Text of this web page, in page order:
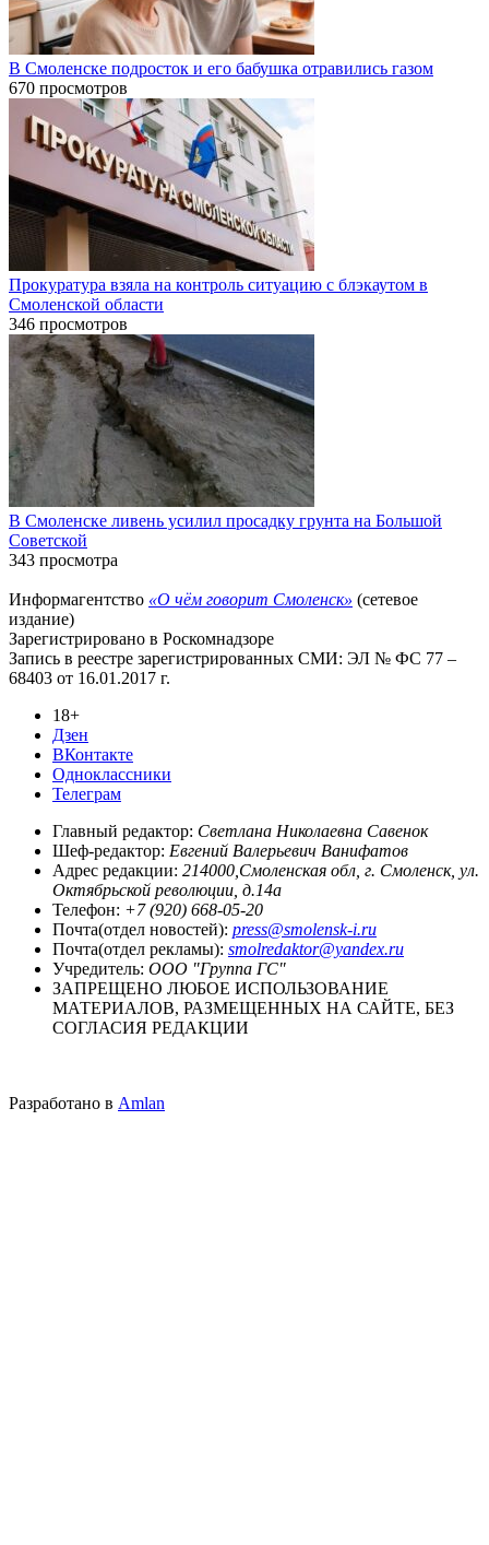
В Смоленске подросток и его бабушка отравились газом
670 просмотров
Прокуратура взяла на контроль ситуацию с блэкаутом в
Смоленской области
346 просмотров
В Смоленске ливень усилил просадку грунта на Большой
Советской
343 просмотра
Информагентство «О чём говорит Смоленск» (сетевое
издание)
Зарегистрировано в Роскомнадзоре
Запись в реестре зарегистрированных СМИ: ЭЛ № ФС 77 –
68403 от 16.01.2017 г.
18+
Дзен
ВКонтакте
Одноклассники
Телеграм
Главный редактор: Светлана Николаевна Савенок
Шеф-редактор: Евгений Валерьевич Ванифатов
Адрес редакции: 214000,Смоленская обл, г. Смоленск, ул.
Октябрьской революции, д.14а
Телефон: +7 (920) 668-05-20
Почта(отдел новостей): press@smolensk-i.ru
Почта(отдел рекламы): smolredaktor@yandex.ru
Учредитель: ООО "Группа ГС"
ЗАПРЕЩЕНО ЛЮБОЕ ИСПОЛЬЗОВАНИЕ
МАТЕРИАЛОВ, РАЗМЕЩЕННЫХ НА САЙТЕ, БЕЗ
СОГЛАСИЯ РЕДАКЦИИ
Разработано в Amlan